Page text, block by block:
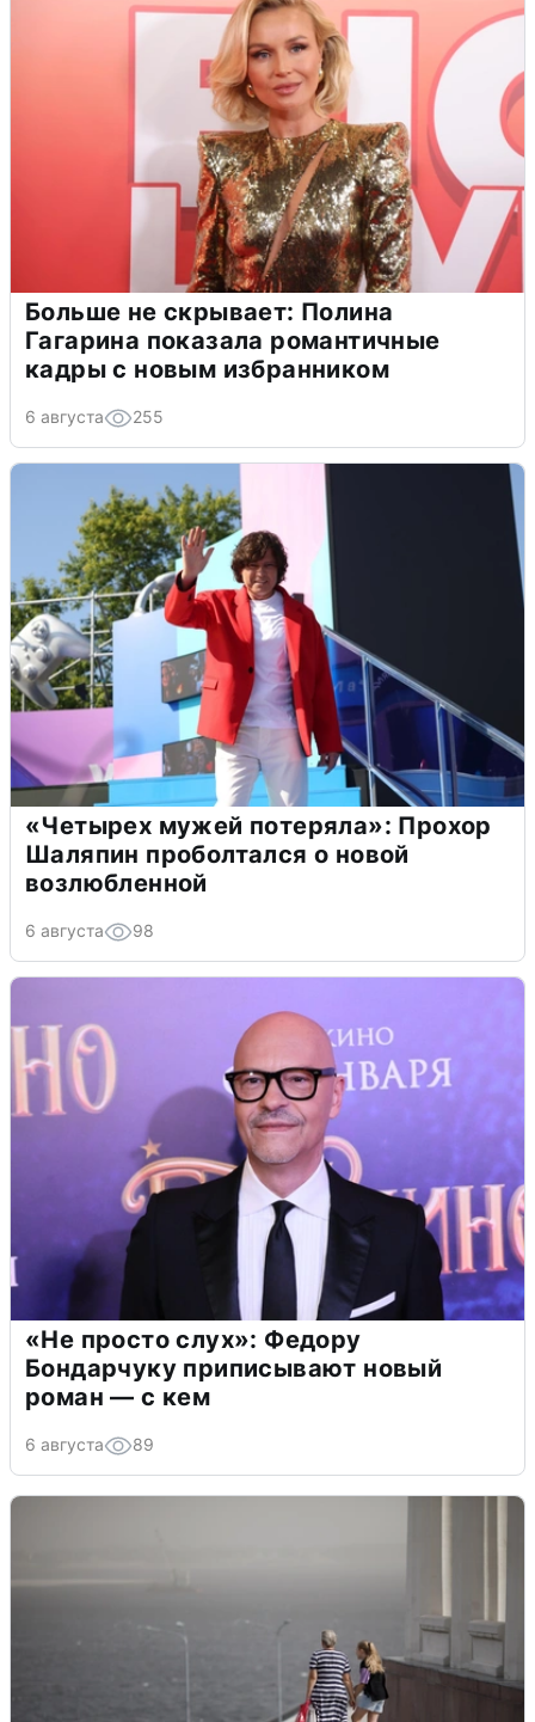
Больше не скрывает: Полина
Гагарина показала романтичные
кадры с новым избранником
6 августа 255
«Четырех мужей потеряла»: Прохор
Шаляпин проболтался о новой
возлюбленной
6 августа 98
«Не просто слух»: Федору
Бондарчуку приписывают новый
роман — с кем
6 августа 89